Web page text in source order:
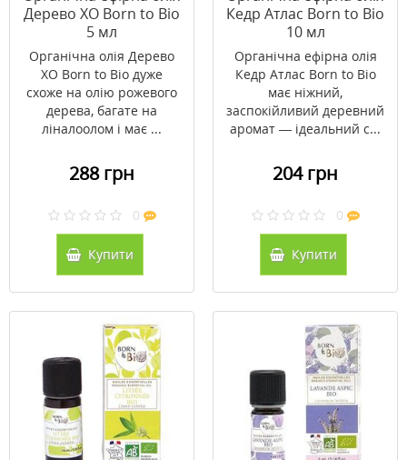
Дерево ХО Born to Bio
5 мл
Органічна олія Дерево
ХО Born to Bio дуже
схоже на олію рожевого
дерева, багате на
ліналоолом і має ...
288 грн
0
Купити
Кедр Атлас Born to Bio
10 мл
Органічна ефірна олія
Кедр Атлас Born to Bio
має ніжний,
заспокійливий деревний
аромат — ідеальний с...
204 грн
0
Купити